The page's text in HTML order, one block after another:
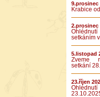
9.prosinec
Krabice
2.prosinec
Ohlédnutí
setkáním
5.listopad
Zveme
setkání
23.říjen